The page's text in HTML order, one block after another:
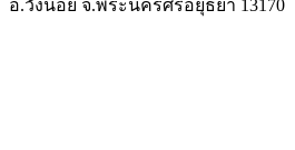
อ.วังน้อย จ.พระนครศรีอยุธยา 13170